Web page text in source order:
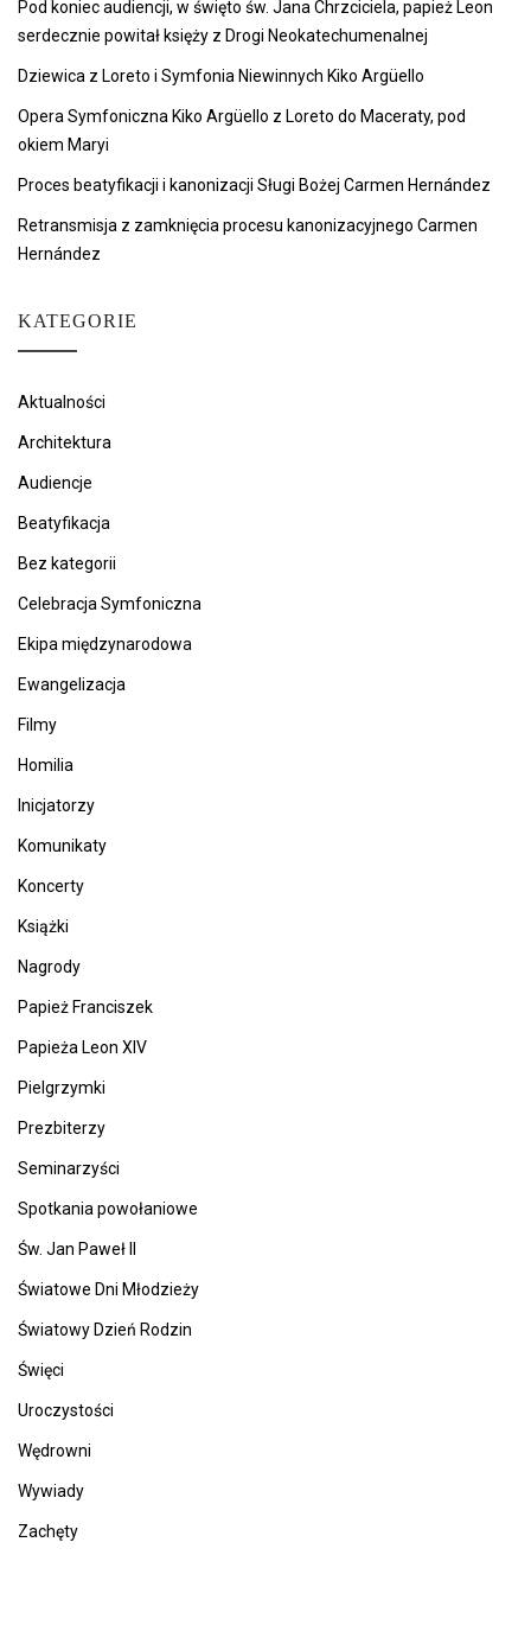
Pod koniec audiencji, w święto św. Jana Chrzciciela, papież Leon
serdecznie powitał księży z Drogi Neokatechumenalnej
Dziewica z Loreto i Symfonia Niewinnych Kiko Argüello
Opera Symfoniczna Kiko Argüello z Loreto do Maceraty, pod
okiem Maryi
Proces beatyfikacji i kanonizacji Sługi Bożej Carmen Hernández
Retransmisja z zamknięcia procesu kanonizacyjnego Carmen
Hernández
KATEGORIE
Aktualności
Architektura
Audiencje
Beatyfikacja
Bez kategorii
Celebracja Symfoniczna
Ekipa międzynarodowa
Ewangelizacja
Filmy
Homilia
Inicjatorzy
Komunikaty
Koncerty
Książki
Nagrody
Papież Franciszek
Papieża Leon XIV
Pielgrzymki
Prezbiterzy
Seminarzyści
Spotkania powołaniowe
Św. Jan Paweł II
Światowe Dni Młodzieży
Światowy Dzień Rodzin
Święci
Uroczystości
Wędrowni
Wywiady
Zachęty